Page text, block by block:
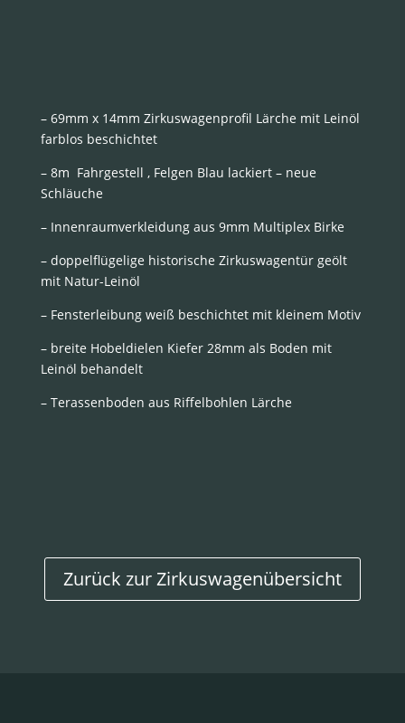
– 69mm x 14mm Zirkuswagenprofil Lärche mit Leinöl
farblos beschichtet
– 8m Fahrgestell , Felgen Blau lackiert – neue
Schläuche
– Innenraumverkleidung aus 9mm Multiplex Birke
– doppelflügelige historische Zirkuswagentür geölt
mit Natur-Leinöl
– Fensterleibung weiß beschichtet mit kleinem Motiv
– breite Hobeldielen Kiefer 28mm als Boden mit
Leinöl behandelt
– Terassenboden aus Riffelbohlen Lärche
Zurück zur Zirkuswagenübersicht